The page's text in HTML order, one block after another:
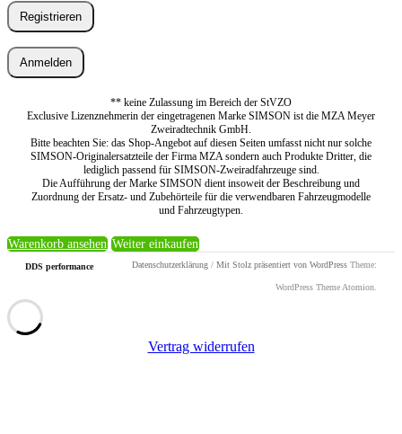
Registrieren
Anmelden
** keine Zulassung im Bereich der StVZO
Exclusive Lizenznehmerin der eingetragenen Marke SIMSON ist die MZA Meyer
Zweiradtechnik GmbH.
Bitte beachten Sie: das Shop-Angebot auf diesen Seiten umfasst nicht nur solche
SIMSON-Originalersatzteile der Firma MZA sondern auch Produkte Dritter, die
lediglich passend für SIMSON-Zweiradfahrzeuge sind.
Die Aufführung der Marke SIMSON dient insoweit der Beschreibung und
Zuordnung der Ersatz- und Zubehörteile für die verwendbaren Fahrzeugmodelle
und Fahrzeugtypen.
Warenkorb ansehen Weiter einkaufen
DDS performance Datenschutzerklärung / Mit Stolz präsentiert von WordPress Theme:
WordPress Theme Atomion.
Vertrag widerrufen